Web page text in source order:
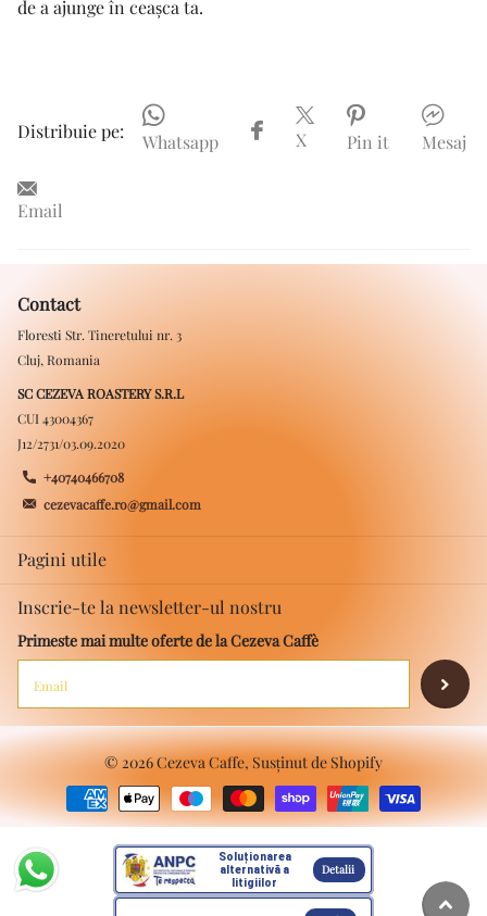
de a ajunge în ceașca ta.
Distribuie pe: Whatsapp X Pin it Mesaj
Email
Contact
Floresti Str. Tineretului nr. 3
Cluj, Romania
SC CEZEVA ROASTERY S.R.L
CUI 43004367
J12/2731/03.09.2020
+40740466708
cezevacaffe.ro@gmail.com
Pagini utile
Inscrie-te la newsletter-ul nostru
Primeste mai multe oferte de la Cezeva Caffè
©2026Cezeva Caffe, Susținut de Shopify
Soluționarea
alternativă a
litigiilor
Detalii